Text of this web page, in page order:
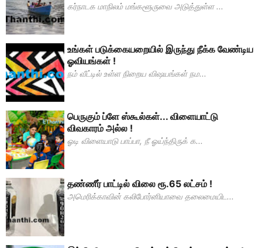
கர்நாடக மாநிலம் மங்களூருவை அடுத்துள்ள ...
உங்கள் படுக்கையறையில் இருந்து நீக்க வேண்டிய
ஓவியங்கள் !
நம் வீட்டில் உள்ள நிறைய விஷயங்கள் நம...
பெருகும் ப்ளே ஸ்கூல்கள்... விளையாட்டு
விவகாரம் அல்ல !
ஓடி விளையாடு பாப்பா, நீ ஓய்ந்திருக் க...
தண்ணீர் பாட்டில் விலை ரூ.65 லட்சம் !
அமெரிக்காவின் கலிபோர்னியாவை தலைமையிட...